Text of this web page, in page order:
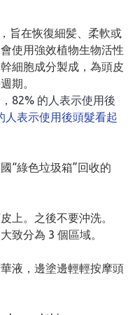
旨在恢復細髪、柔軟或
使用強效植物生物活性
細胞成分製成，為頭皮
期。
82% 的人表示使用後
人表示使用後頭髮看起
“綠色垃圾箱”回收的
上。之後不要沖洗。
致分為 3 個區域。
液，邊塗邊輕輕按摩頭